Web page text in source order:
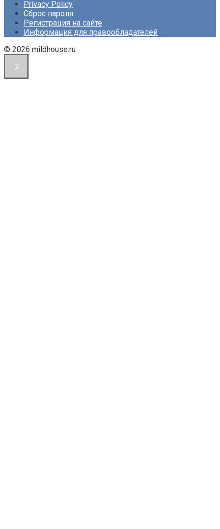
Privacy Policy
Сброс пароля
Регистрация на сайте
Информация для правообладателей
© 2026 mildhouse.ru